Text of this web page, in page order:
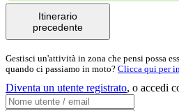
Itinerario
precedente
Gestisci un'attività in zona che pensi possa
quando ci passiamo in moto? Clicca qui per
Diventa un utente registrato, o accedi